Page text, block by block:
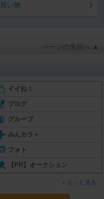
買い物
ページの先頭へ ▲
イイね！
ブログ
グループ
みんカラ＋
フォト
【PR】オークション
もっと見る